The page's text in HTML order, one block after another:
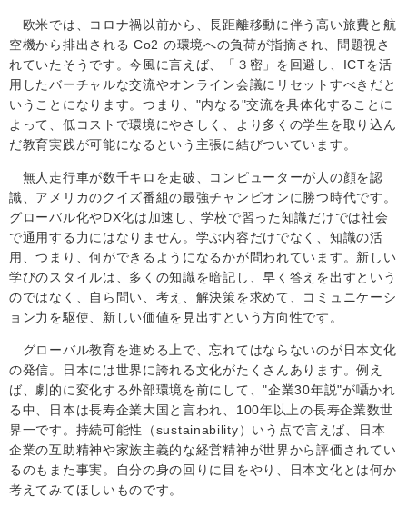
欧米では、コロナ禍以前から、長距離移動に伴う高い旅費と航
空機から排出される Co2 の環境への負荷が指摘され、問題視さ
れていたそうです。今風に言えば、「３密」を回避し、 ICTを活
用したバーチャルな交流やオンライン会議にリセットすべきだと
いうことになります。つまり、"内なる"交流を具体化することに
よって、低コストで環境にやさしく、より多くの学生を取り込ん
だ教育実践が可能になるという主張に結びついています。
無人走行車が数千キロを走破、コンピューターが人の顔を認
識、アメリカのクイズ番組の最強チャンピオンに勝つ時代です。
グローバル化やDX化は加速し、学校で習った知識だけでは社会
で通用する力にはなりません。学ぶ内容だけでなく、知識の活
用、つまり、何ができるようになるかが問われています。新しい
学びのスタイルは、多くの知識を暗記し、早く答えを出すという
のではなく、自ら問い、考え、解決策を求めて、コミュニケーシ
ョン力を駆使、新しい価値を見出すという方向性です。
グローバル教育を進める上で、忘れてはならないのが日本文化
の発信。日本には世界に誇れる文化がたくさんあります。例え
ば、劇的に変化する外部環境を前にして、"企業30年説"が囁かれ
る中、日本は長寿企業大国と言われ、 100年以上の長寿企業数世
界一です。持続可能性（sustainability）いう点で言えば、日本
企業の互助精神や家族主義的な経営精神が世界から評価されてい
るのもまた事実。自分の身の回りに目をやり、日本文化とは何か
考えてみてほしいものです。